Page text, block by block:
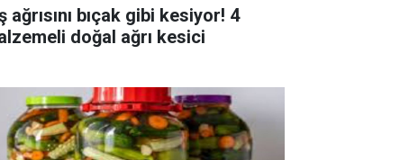
ağrısını bıçak gibi kesiyor! 4
doğal ağrı kesici